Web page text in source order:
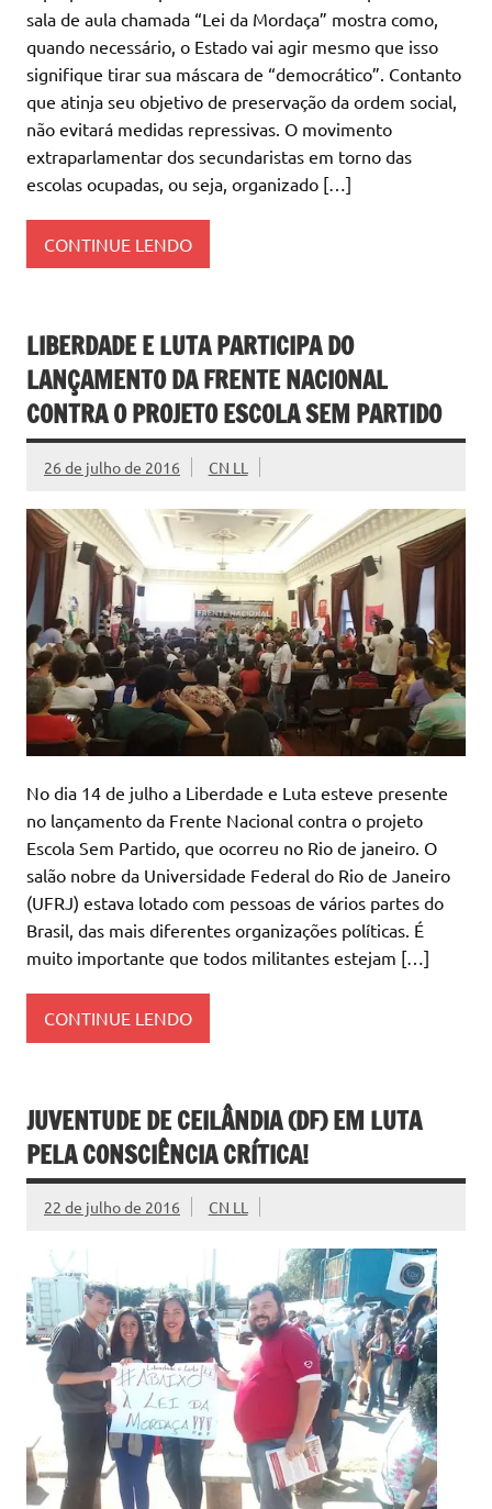
sala de aula chamada “Lei da Mordaça” mostra como,
quando necessário, o Estado vai agir mesmo que isso
signifique tirar sua máscara de “democrático”. Contanto
que atinja seu objetivo de preservação da ordem social,
não evitará medidas repressivas. O movimento
extraparlamentar dos secundaristas em torno das
escolas ocupadas, ou seja, organizado […]
CONTINUE LENDO
LIBERDADE E LUTA PARTICIPA DO
LANÇAMENTO DA FRENTE NACIONAL
CONTRA O PROJETO ESCOLA SEM PARTIDO
26 de julho de 2016 CN LL
No dia 14 de julho a Liberdade e Luta esteve presente
no lançamento da Frente Nacional contra o projeto
Escola Sem Partido, que ocorreu no Rio de janeiro. O
salão nobre da Universidade Federal do Rio de Janeiro
(UFRJ) estava lotado com pessoas de vários partes do
Brasil, das mais diferentes organizações políticas. É
muito importante que todos militantes estejam […]
CONTINUE LENDO
JUVENTUDE DE CEILÂNDIA (DF) EM LUTA
PELA CONSCIÊNCIA CRÍTICA!
22 de julho de 2016 CN LL